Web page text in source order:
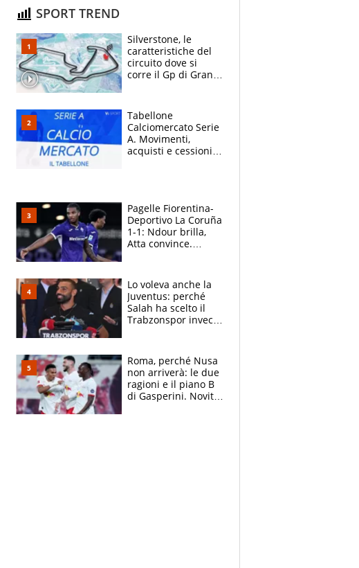
SPORT TREND
Silverstone, le
caratteristiche del
circuito dove si
corre il Gp di Gran
Tabellone
Calciomercato Serie
A. Movimenti,
acquisti e cessioni:
Pagelle Fiorentina-
Deportivo La Coruña
1-1: Ndour brilla,
Atta convince.
Lo voleva anche la
Juventus: perché
Salah ha scelto il
Trabzonspor invece
Roma, perché Nusa
non arriverà: le due
ragioni e il piano B
di Gasperini. Novità